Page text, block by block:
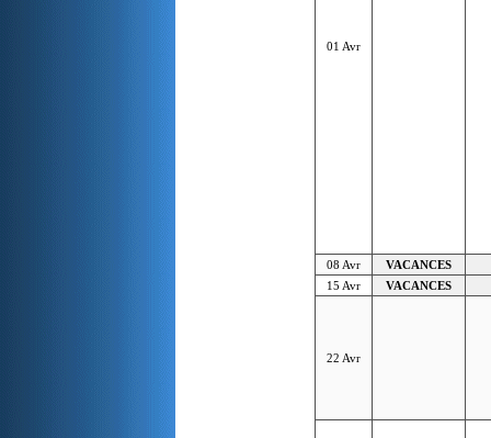
01 Avr
08 Avr
VACANCES
15 Avr
VACANCES
22 Avr